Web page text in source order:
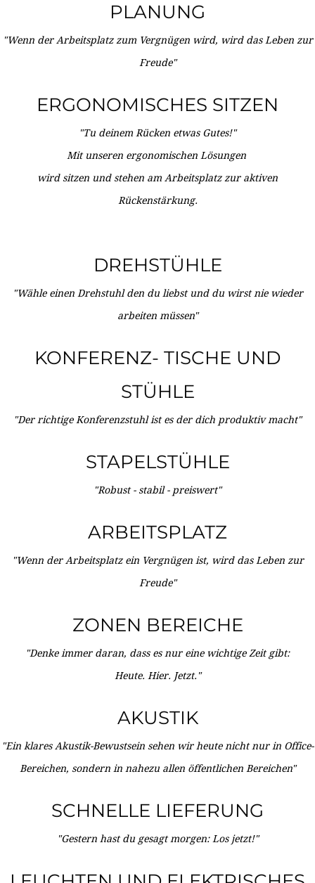
PLANUNG
"Wenn der Arbeitsplatz zum Vergnügen wird, wird das Leben zur
Freude"
ERGONOMISCHES SITZEN
"Tu deinem Rücken etwas Gutes!"
Mit unseren ergonomischen Lösungen
wird sitzen und stehen am Arbeitsplatz zur aktiven
Rückenstärkung.
DREHSTÜHLE
"Wähle einen Drehstuhl den du liebst und du wirst nie wieder
arbeiten müssen"
KONFERENZ- TISCHE UND
STÜHLE
"Der richtige Konferenzstuhl ist es der dich produktiv macht"
STAPELSTÜHLE
"Robust - stabil - preiswert"
ARBEITSPLATZ
"Wenn der Arbeitsplatz ein Vergnügen ist, wird das Leben zur
Freude"
ZONEN BEREICHE
"Denke immer daran, dass es nur eine wichtige Zeit gibt:
Heute. Hier. Jetzt."
AKUSTIK
"Ein klares Akustik-Bewustsein sehen wir heute nicht nur in Office-
Bereichen, sondern in nahezu allen öffentlichen Bereichen"
SCHNELLE LIEFERUNG
"Gestern hast du gesagt morgen: Los jetzt!"